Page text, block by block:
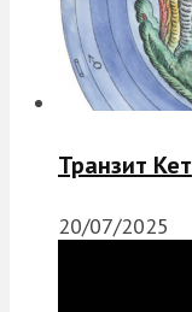
Транзит
20/07/2025